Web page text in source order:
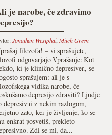
je narobe, če zdravimo
Jonathan Westphal, Mitch Green
filozofa! – vi sprašujete,
odgovarjajo Vprašanje: Kot
ki je klinično depresiven, se
sprašujem: ali je s
vidika narobe, če
depresijo zdraviti? Ljudje
depresivni z nekim razlogom,
zato, ker je življenje, ko se
enkrat posvetiš, prekleto
Zdi se mi, da...